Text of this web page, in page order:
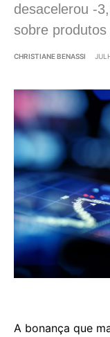
desacelerou -
sobre
CHRISTIANE BENASSI
A bonança que